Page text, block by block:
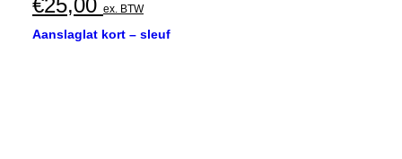
€25,00 ex. BTW
Aanslaglat kort – sleuf